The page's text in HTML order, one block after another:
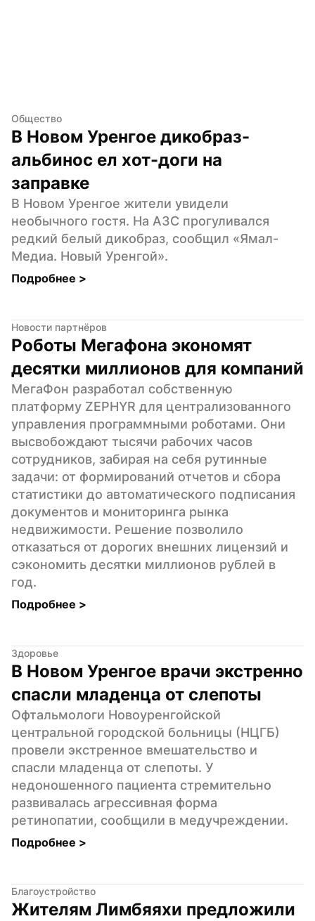
Общество
В Новом Уренгое дикобраз-
альбинос ел хот-доги на
заправке
В Новом Уренгое жители увидели
необычного гостя. На АЗС прогуливался
редкий белый дикобраз, сообщил «Ямал-
Медиа. Новый Уренгой».
Подробнее >
Новости партнёров
Роботы Мегафона экономят
десятки миллионов для компаний
МегаФон разработал собственную
платформу ZEPHYR для централизованного
управления программными роботами. Они
высвобождают тысячи рабочих часов
сотрудников, забирая на себя рутинные
задачи: от формирований отчетов и сбора
статистики до автоматического подписания
документов и мониторинга рынка
недвижимости. Решение позволило
отказаться от дорогих внешних лицензий и
сэкономить десятки миллионов рублей в
год.
Подробнее >
Здоровье
В Новом Уренгое врачи экстренно
спасли младенца от слепоты
Офтальмологи Новоуренгойской
центральной городской больницы (НЦГБ)
провели экстренное вмешательство и
спасли младенца от слепоты. У
недоношенного пациента стремительно
развивалась агрессивная форма
ретинопатии, сообщили в медучреждении.
Подробнее >
Благоустройство
Жителям Лимбяяхи предложили